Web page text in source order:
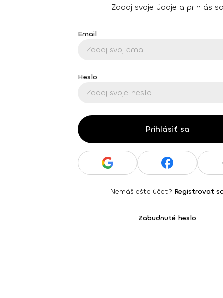
Zadaj svoje údaje a prihlás sa
Email
Heslo
Prihlásiť sa
Nemáš ešte účet? Registrovať
Zabudnuté heslo